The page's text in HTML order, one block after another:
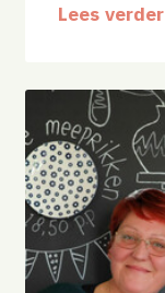
Lees verder